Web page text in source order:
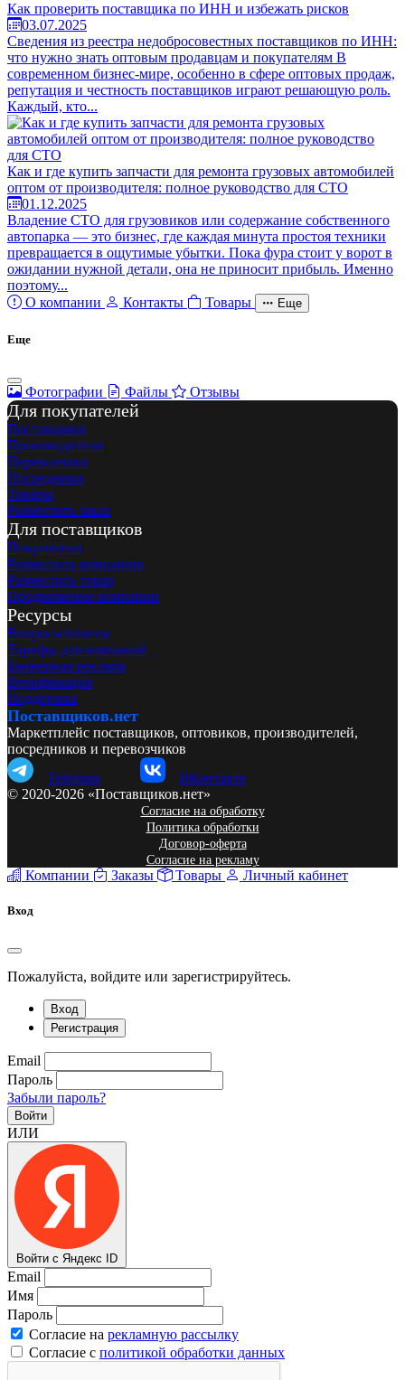
Как проверить поставщика по ИНН и избежать рисков
03.07.2025
Сведения из реестра недобросовестных поставщиков по ИНН:
что нужно знать оптовым продавцам и покупателям В
современном бизнес-мире, особенно в сфере оптовых продаж,
репутация и честность поставщиков играют решающую роль.
Каждый, кто...
Как и где купить запчасти для ремонта грузовых автомобилей
оптом от производителя: полное руководство для СТО
01.12.2025
Владение СТО для грузовиков или содержание собственного
автопарка — это бизнес, где каждая минута простоя техники
превращается в ощутимые убытки. Пока фура стоит у ворот в
ожидании нужной детали, она не приносит прибыль. Именно
поэтому...
О компании
Контакты Товары Еще
Еще
Фотографии Файлы Отзывы
Для покупателей
Поставщики
Производители
Перевозчики
Посредники
Товары
Разместить заказ
Для поставщиков
Покупатели
Разместить компанию
Разместить товар
Продвижение компании
Ресурсы
Вопросы/ответы
Тарифы для компаний
Баннерная реклама
Верификация
Поддержка
Поставщиков.нет
Маркетплейс поставщиков, оптовиков, производителей,
посредников и перевозчиков
Telegram
ВКонтакте
© 2020-2026 «Поставщиков.нет»
Согласие на обработку
Политика обработки
Договор-оферта
Согласие на рекламу
Компании Заказы Товары Личный кабинет
Вход
Пожалуйста, войдите или зарегистрируйтесь.
Вход
Регистрация
Email
Пароль
Забыли пароль?
Войти
ИЛИ
Войти с Яндекс ID
Email
Имя
Пароль
Согласие на рекламную рассылку
Согласие с политикой обработки данных